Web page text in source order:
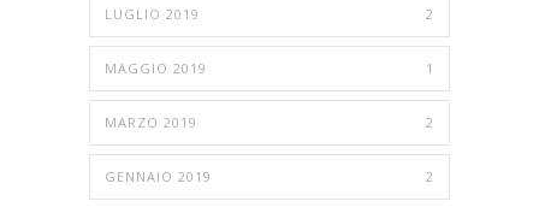
LUGLIO 2019 2
MAGGIO 2019 1
MARZO 2019 2
GENNAIO 2019 2